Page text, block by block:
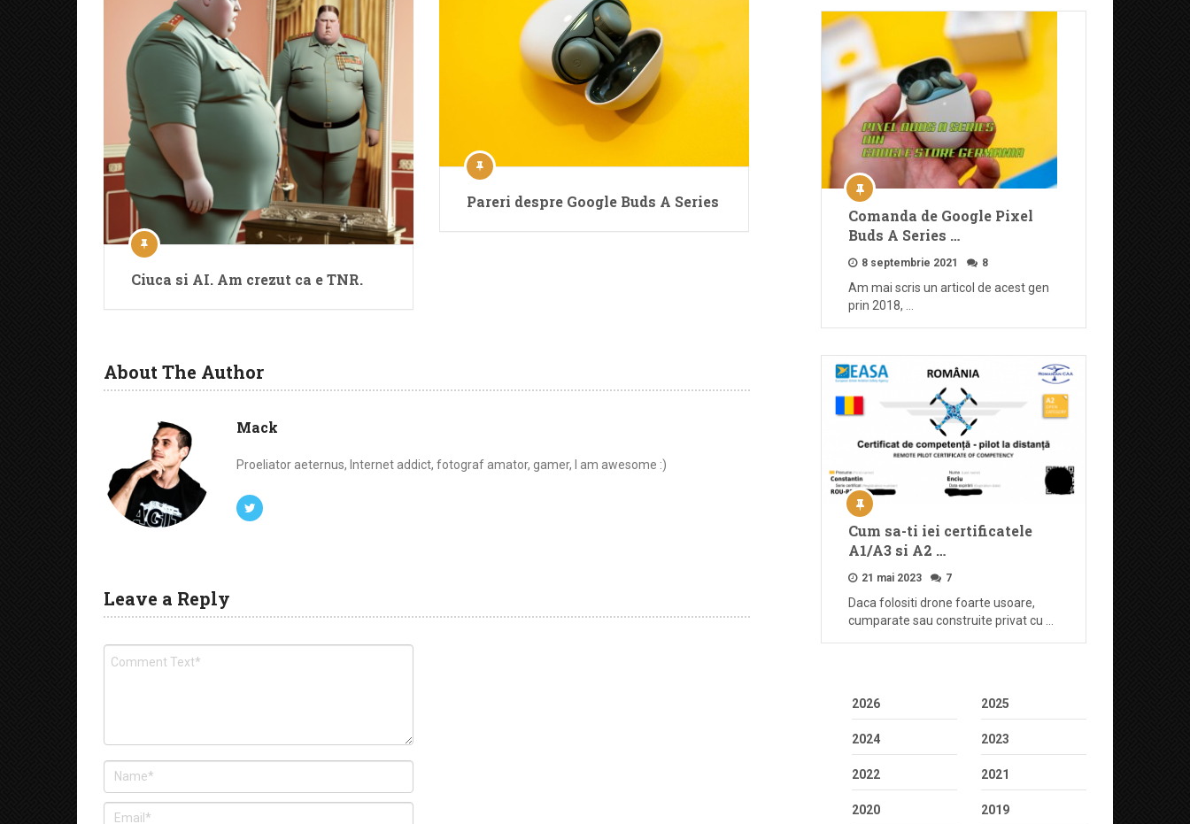
Ciuca si AI. Am crezut ca e TNR.
Pareri despre Google Buds A Series
About The Author
Mack
Proeliator aeternus, Internet addict, fotograf amator, gamer, I am awesome :)
Leave a Reply
Comanda de Google Pixel
Buds A Series …
8 septembrie 2021 8
Am mai scris un articol de acest gen
prin 2018, …
Cum sa-ti iei certificatele
A1/A3 si A2 …
21 mai 2023 7
Daca folositi drone foarte usoare,
cumparate sau construite privat cu …
2026 2025
2024 2023
2022 2021
2020 2019